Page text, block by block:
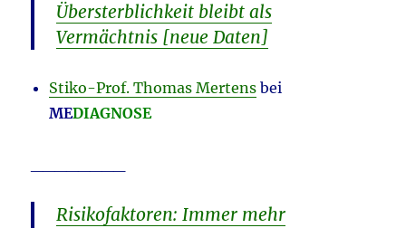
Übersterblichkeit bleibt als
Vermächtnis [neue Daten]
Stiko-Prof. Thomas Mertens bei
MEDIAGNOSE
Risikofaktoren: Immer mehr